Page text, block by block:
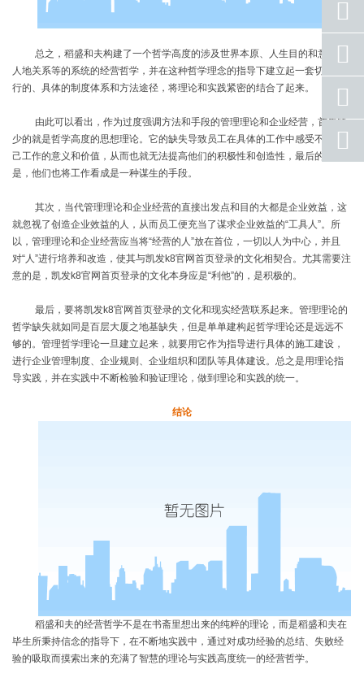
总之，稻盛和夫构建了一个哲学高度的涉及世界本原、人生目的和意义、
人地关系等的系统的经营哲学，并在这种哲学理念的指导下建立起一套切实可
行的、具体的制度体系和方法途径，将理论和实践紧密的结合了起来。
由此可以看出，作为过度强调方法和手段的管理理论和企业经营，首先缺
少的就是哲学高度的思想理论。它的缺失导致员工在具体的工作中感受不到自
己工作的意义和价值，从而也就无法提高他们的积极性和创造性，最后的结果
是，他们也将工作看成是一种谋生的手段。
其次，当代管理理论和企业经营的直接出发点和目的大都是企业效益，这
就忽视了创造企业效益的人，从而员工便充当了谋求企业效益的“工具人”。所
以，管理理论和企业经营应当将“经营的人”放在首位，一切以人为中心，并且
对“人”进行培养和改造，使其与凯发k8官网首页登录的文化相契合。尤其需要注
意的是，凯发k8官网首页登录的文化本身应是“利他”的，是积极的。
最后，要将凯发k8官网首页登录的文化和现实经营联系起来。管理理论的
哲学缺失就如同是百层大厦之地基缺失，但是单单建构起哲学理论还是远远不
够的。管理哲学理论一旦建立起来，就要用它作为指导进行具体的施工建设，
进行企业管理制度、企业规则、企业组织和团队等具体建设。总之是用理论指
导实践，并在实践中不断检验和验证理论，做到理论和实践的统一。
结论
稻盛和夫的经营哲学不是在书斋里想出来的纯粹的理论，而是稻盛和夫在
毕生所秉持信念的指导下，在不断地实践中，通过对成功经验的总结、失败经
验的吸取而摸索出来的充满了智慧的理论与实践高度统一的经营哲学。
座机
号码
手机
号码
qq
联系